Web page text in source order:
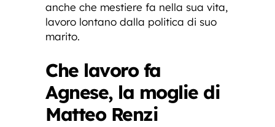
anche che mestiere fa nella sua vita,
lavoro lontano dalla politica di suo
marito.
Che lavoro fa
Agnese, la moglie di
Matteo Renzi